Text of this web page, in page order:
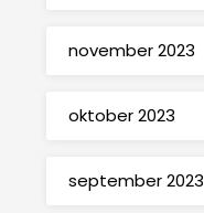
november 2023
oktober 2023
september 2023